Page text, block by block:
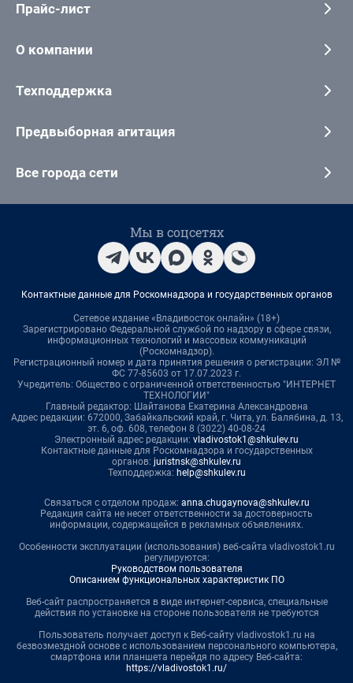
Прайс-лист
О компании
Техподдержка
Предвыборная агитация
Все города сети
Мы в соцсетях
Контактные данные для Роскомнадзора и государственных органов
Сетевое издание «Владивосток онлайн» (18+)
Зарегистрировано Федеральной службой по надзору в сфере связи,
информационных технологий и массовых коммуникаций
(Роскомнадзор).
Регистрационный номер и дата принятия решения о регистрации: ЭЛ №
ФС 77-85603 от 17.07.2023 г.
Учредитель: Общество с ограниченной ответственностью "ИНТЕРНЕТ
ТЕХНОЛОГИИ"
Главный редактор: Шайтанова Екатерина Александровна
Адрес редакции: 672000, Забайкальский край, г. Чита, ул. Балябина, д. 13,
эт. 6, оф. 608, телефон 8 (3022) 40-08-24
Электронный адрес редакции: vladivostok1@shkulev.ru
Контактные данные для Роскомнадзора и государственных
органов: juristnsk@shkulev.ru
Техподдержка: help@shkulev.ru
Связаться с отделом продаж: anna.chugaynova@shkulev.ru
Редакция сайта не несет ответственности за достоверность
информации, содержащейся в рекламных объявлениях.
Особенности эксплуатации (использования) веб-сайта vladivostok1.ru
регулируются:
Руководством пользователя
Описанием функциональных характеристик ПО
Веб-сайт распространяется в виде интернет-сервиса, специальные
действия по установке на стороне пользователя не требуются
Пользователь получает доступ к Веб-сайту vladivostok1.ru на
безвозмездной основе с использованием персонального компьютера,
смартфона или планшета перейдя по адресу Веб-сайта:
https://vladivostok1.ru/